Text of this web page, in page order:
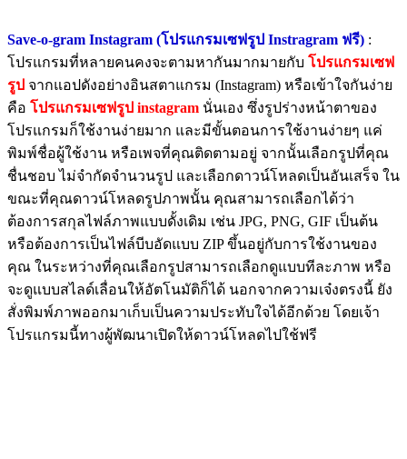
Save-o-gram Instagram (โปรแกรมเซฟรูป Instragram ฟรี) :
โปรแกรมที่หลายคนคงจะตามหากันมากมายกับ โปรแกรมเซฟ
รูป จากแอปดังอย่างอินสตาแกรม (Instagram) หรือเข้าใจกันง่าย
คือ โปรแกรมเซฟรูป instagram นั่นเอง ซึ่งรูปร่างหน้าตาของ
โปรแกรมก็ใช้งานง่ายมาก และมีขั้นตอนการใช้งานง่ายๆ แค่
พิมพ์ชื่อผู้ใช้งาน หรือเพจที่คุณติดตามอยู่ จากนั้นเลือกรูปที่คุณ
ชื่นชอบ ไม่จำกัดจำนวนรูป และเลือกดาวน์โหลดเป็นอันเสร็จ ใน
ขณะที่คุณดาวน์โหลดรูปภาพนั้น คุณสามารถเลือกได้ว่า
ต้องการสกุลไฟล์ภาพแบบดั้งเดิม เช่น JPG, PNG, GIF เป็นต้น
หรือต้องการเป็นไฟล์บีบอัดแบบ ZIP ขึ้นอยู่กับการใช้งานของ
คุณ ในระหว่างที่คุณเลือกรูปสามารถเลือกดูแบบทีละภาพ หรือ
จะดูแบบสไลด์เลื่อนให้อัตโนมัติก็ได้ นอกจากความเจ๋งตรงนี้ ยัง
สั่งพิมพ์ภาพออกมาเก็บเป็นความประทับใจได้อีกด้วย โดยเจ้า
โปรแกรมนี้ทางผู้พัฒนาเปิดให้ดาวน์โหลดไปใช้ฟรี